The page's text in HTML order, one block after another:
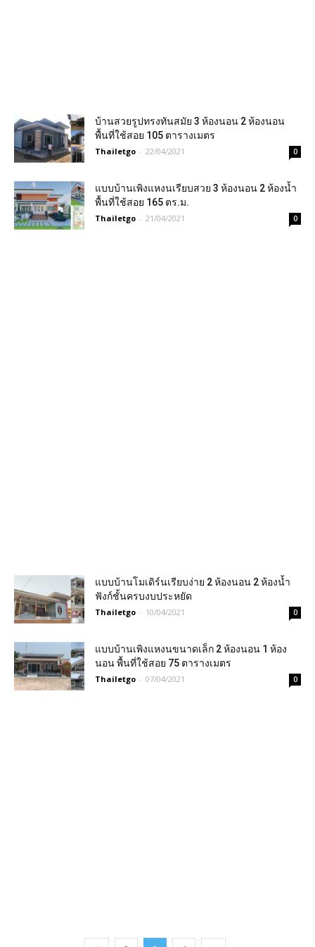
บ้านสวยรูปทรงทันสมัย 3 ห้องนอน 2 ห้องนอน
พื้นที่ใช้สอย 105 ตารางเมตร
Thailetgo - 22/04/2021 0
แบบบ้านเพิงแหงนเรียบสวย 3 ห้องนอน 2 ห้องน้ำ
พื้นที่ใช้สอย 165 ตร.ม.
Thailetgo - 21/04/2021 0
แบบบ้านโมเดิร์นเรียบง่าย 2 ห้องนอน 2 ห้องน้ำ
ฟังก์ชั้นครบงบประหยัด
Thailetgo - 10/04/2021 0
แบบบ้านเพิงแหงนขนาดเล็ก 2 ห้องนอน 1 ห้อง
นอน พื้นที่ใช้สอย 75 ตารางเมตร
Thailetgo - 07/04/2021 0